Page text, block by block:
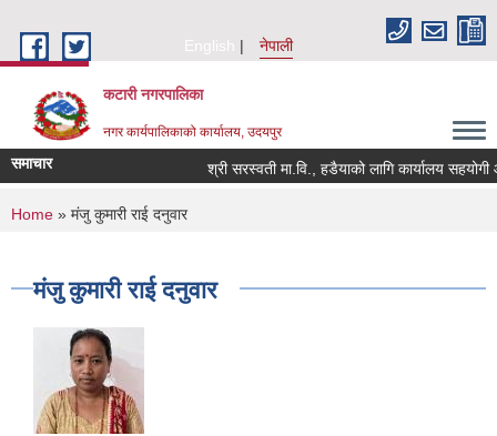
English
नेपाली
कटारी नगरपालिका
नगर कार्यपालिकाको कार्यालय, उदयपुर
समाचार श्री सरस्वती मा.वि., हडैयाको लागि कार्यालय सहयोगी
You are here
Home » मंजु कुमारी राई दनुवार
मंजु कुमारी राई दनुवार